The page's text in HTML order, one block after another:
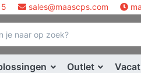
sales@maascps.com
Outlet